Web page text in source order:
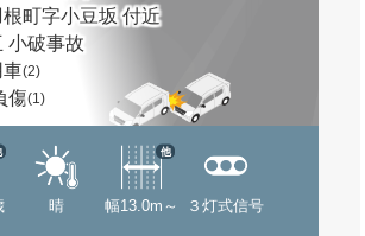
根町字小豆坂 付近
小破事故
(2)
傷(1)
晴 幅13.0m～
他
３灯式信号